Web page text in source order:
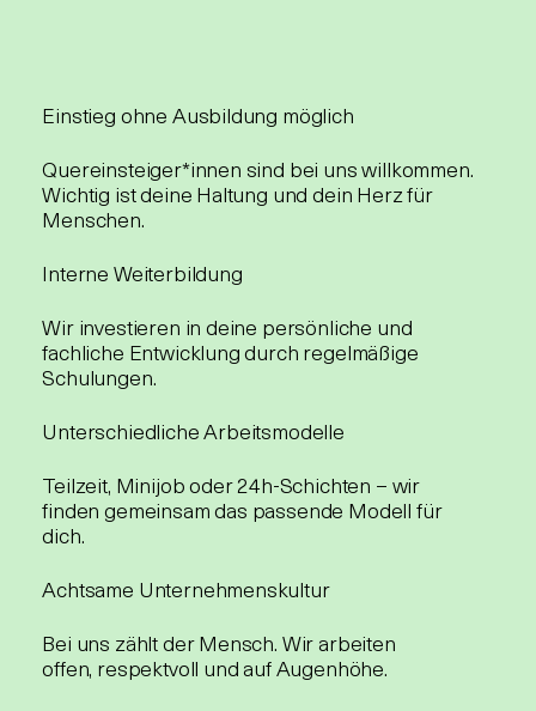
Einstieg ohne Ausbildung möglich
Quereinsteiger*innen sind bei uns willkommen.
Wichtig ist deine Haltung und dein Herz für
Menschen.
Interne Weiterbildung
Wir investieren in deine persönliche und
fachliche Entwicklung durch regelmäßige
Schulungen.
Unterschiedliche Arbeitsmodelle
Teilzeit, Minijob oder 24h-Schichten – wir
finden gemeinsam das passende Modell für
dich.
Achtsame Unternehmenskultur
Bei uns zählt der Mensch. Wir arbeiten
offen, respektvoll und auf Augenhöhe.